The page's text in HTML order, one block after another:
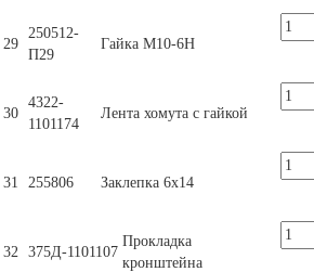
29
250512-
П29
Гайка М10-6Н
30
4322-
1101174
Лента хомута с гайкой
31 255806 Заклепка 6х14
32 375Д-1101107
Прокладка
кронштейна